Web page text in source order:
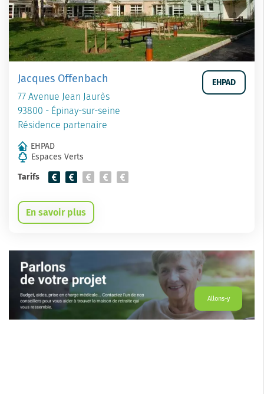
Jacques Offenbach
77 Avenue Jean Jaurès
93800 - Épinay-sur-seine
Résidence partenaire
EHPAD
EHPAD
Espaces Verts
Tarifs
En savoir plus
Allons-y